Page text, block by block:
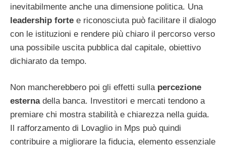
inevitabilmente anche una dimensione politica. Una
leadership forte e riconosciuta può facilitare il dialogo
con le istituzioni e rendere più chiaro il percorso verso
una possibile uscita pubblica dal capitale, obiettivo
dichiarato da tempo.
Non mancherebbero poi gli effetti sullapercezione
esternadella banca. Investitori e mercati tendono a
premiare chi mostra stabilità e chiarezza nella guida.
Il rafforzamento di Lovaglio in Mps può quindi
contribuire a migliorare la fiducia, elemento essenziale